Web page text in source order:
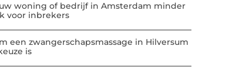
woning of bedrijf in Amsterdam minder
voor inbrekers
een zwangerschapsmassage in Hilversum
is